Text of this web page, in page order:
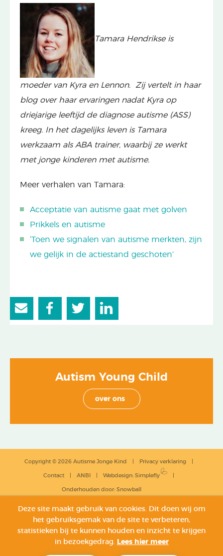
Tamara Hendrikse is
moeder van Kyra en Lennon. Zij vertelt in haar
blog over haar ervaringen nadat Kyra op
driejarige leeftijd de diagnose autisme (ASS)
kreeg. In het dagelijks leven is Tamara
werkzaam als ABA trainer, waarbij ze werkt
met jonge kinderen met autisme.
Meer verhalen van Tamara:
Acceptatie van autisme gaat met golven
Prikkels en autisme
‘Toen we signalen van autisme merkten, zijn
we gelijk in de actiestand geschoten’
Autism Young Child
over ons
Copyright © 2026 Autisme Jonge Kind Privacy verklaring
Contact ANBI Webdesign: Simplefly
Onderhouden door: Snowball
Deze site maakt gebruik van cookies. Dit doen wij om
het gebruiksgemak van de site te verbeteren,
statistieken bij te kunnen houden en inzicht te krijgen
in bezoekgedrag. Lees hier meer